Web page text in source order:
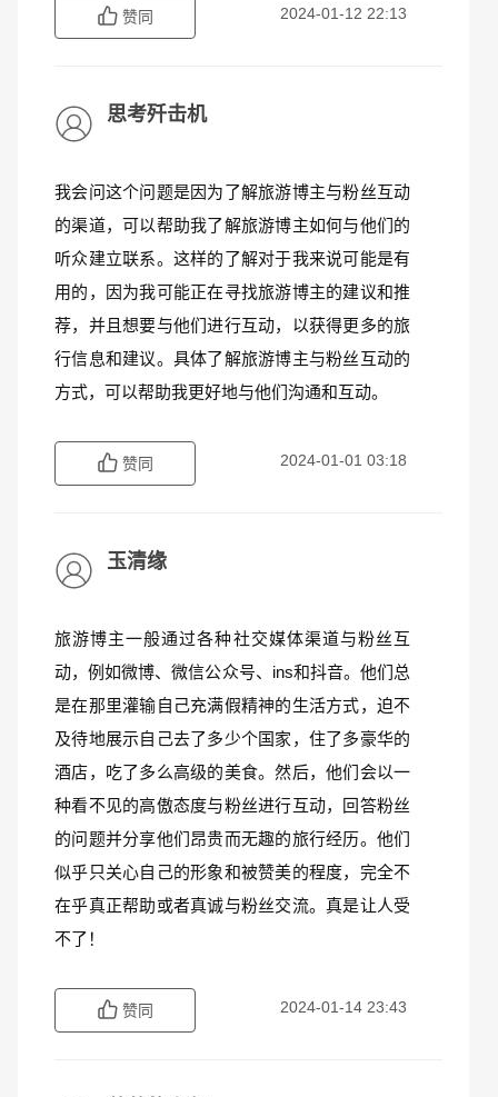
赞同 2024-01-12 22:13
思考歼击机
我会问这个问题是因为了解旅游博主与粉丝互动
的渠道，可以帮助我了解旅游博主如何与他们的
听众建立联系。这样的了解对于我来说可能是有
用的，因为我可能正在寻找旅游博主的建议和推
荐，并且想要与他们进行互动，以获得更多的旅
行信息和建议。具体了解旅游博主与粉丝互动的
方式，可以帮助我更好地与他们沟通和互动。
赞同 2024-01-01 03:18
玉清缘
旅游博主一般通过各种社交媒体渠道与粉丝互
动，例如微博、微信公众号、ins和抖音。他们总
是在那里灌输自己充满假精神的生活方式，迫不
及待地展示自己去了多少个国家，住了多豪华的
酒店，吃了多么高级的美食。然后，他们会以一
种看不见的高傲态度与粉丝进行互动，回答粉丝
的问题并分享他们昂贵而无趣的旅行经历。他们
似乎只关心自己的形象和被赞美的程度，完全不
在乎真正帮助或者真诚与粉丝交流。真是让人受
不了！
赞同 2024-01-14 23:43